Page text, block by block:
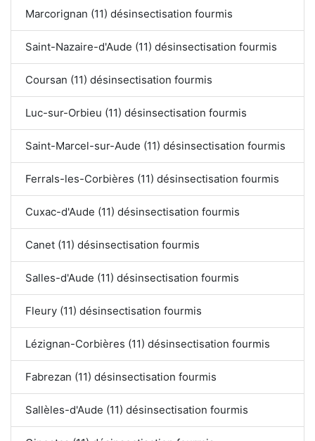
Marcorignan (11) désinsectisation fourmis
Saint-Nazaire-d'Aude (11) désinsectisation fourmis
Coursan (11) désinsectisation fourmis
Luc-sur-Orbieu (11) désinsectisation fourmis
Saint-Marcel-sur-Aude (11) désinsectisation fourmis
Ferrals-les-Corbières (11) désinsectisation fourmis
Cuxac-d'Aude (11) désinsectisation fourmis
Canet (11) désinsectisation fourmis
Salles-d'Aude (11) désinsectisation fourmis
Fleury (11) désinsectisation fourmis
Lézignan-Corbières (11) désinsectisation fourmis
Fabrezan (11) désinsectisation fourmis
Sallèles-d'Aude (11) désinsectisation fourmis